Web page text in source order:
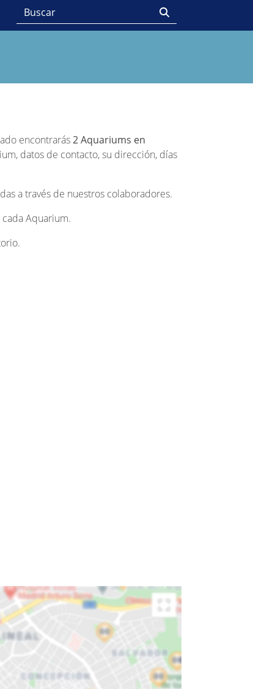
encontrarás2 Aquariums en
datos de contacto, su dirección, días
a través de nuestros colaboradores.
Aquarium.